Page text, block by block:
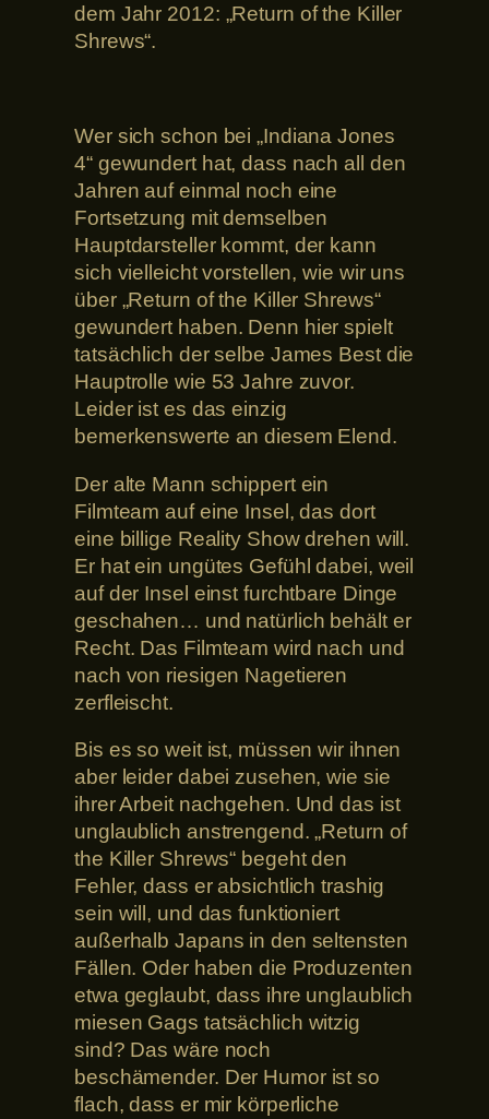
dem Jahr 2012: „Return of the Killer
Shrews“.
Wer sich schon bei „Indiana Jones
4“ gewundert hat, dass nach all den
Jahren auf einmal noch eine
Fortsetzung mit demselben
Hauptdarsteller kommt, der kann
sich vielleicht vorstellen, wie wir uns
über „Return of the Killer Shrews“
gewundert haben. Denn hier spielt
tatsächlich der selbe James Best die
Hauptrolle wie 53 Jahre zuvor.
Leider ist es das einzig
bemerkenswerte an diesem Elend.
Der alte Mann schippert ein
Filmteam auf eine Insel, das dort
eine billige Reality Show drehen will.
Er hat ein ungütes Gefühl dabei, weil
auf der Insel einst furchtbare Dinge
geschahen… und natürlich behält er
Recht. Das Filmteam wird nach und
nach von riesigen Nagetieren
zerfleischt.
Bis es so weit ist, müssen wir ihnen
aber leider dabei zusehen, wie sie
ihrer Arbeit nachgehen. Und das ist
unglaublich anstrengend. „Return of
the Killer Shrews“ begeht den
Fehler, dass er absichtlich trashig
sein will, und das funktioniert
außerhalb Japans in den seltensten
Fällen. Oder haben die Produzenten
etwa geglaubt, dass ihre unglaublich
miesen Gags tatsächlich witzig
sind? Das wäre noch
beschämender. Der Humor ist so
flach, dass er mir körperliche